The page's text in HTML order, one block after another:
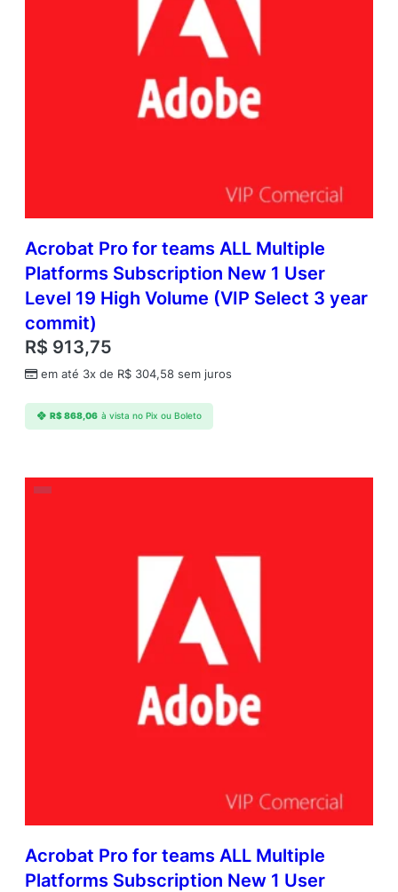
Acrobat Pro for teams ALL Multiple
Platforms Subscription New 1 User
Level 19 High Volume (VIP Select 3 year
commit)
R$ 913,75
em até 3x de R$ 304,58 sem juros
R$868,06 à vista no Pix ou Boleto
Acrobat Pro for teams ALL Multiple
Platforms Subscription New 1 User